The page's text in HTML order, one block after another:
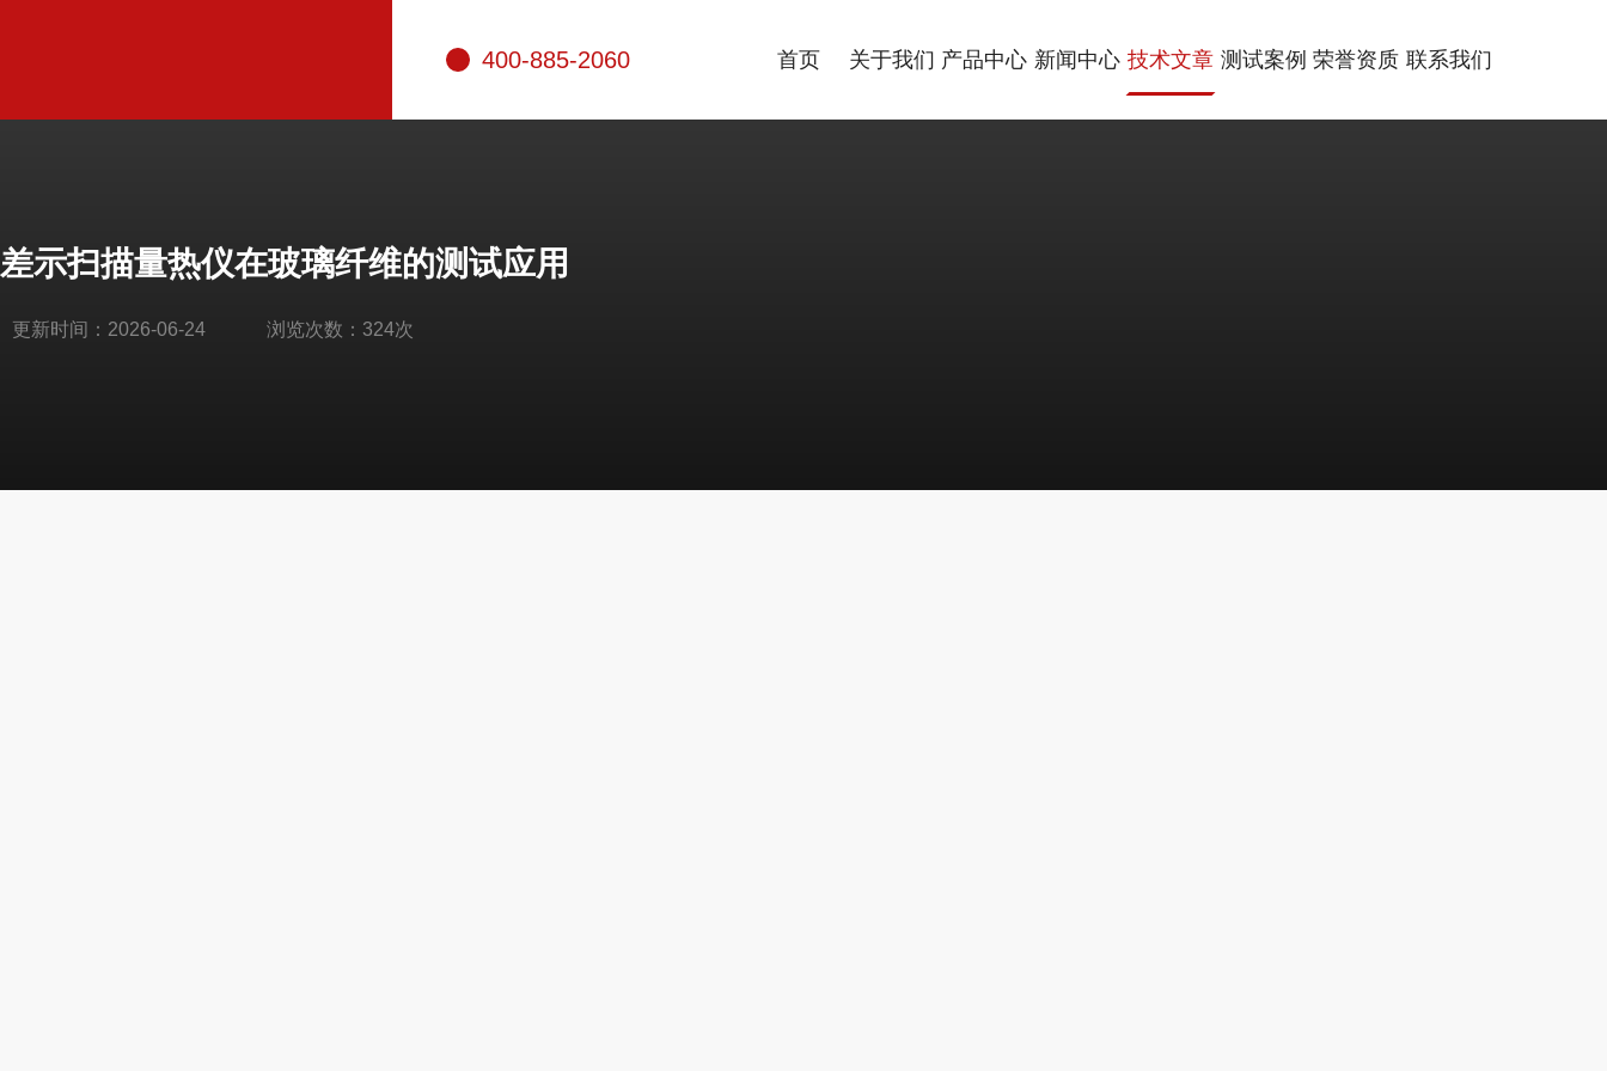
400-885-2060 首页 关于我们 产品中心 新闻中心 技术文章 测试案例 荣誉资质 联系我们
差示扫描量热仪在玻璃纤维的测试应用
更新时间：2026-06-24 浏览次数：324次